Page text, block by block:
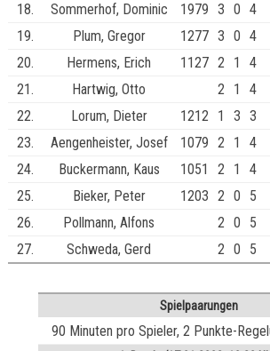
18.
Sommerhof, Dominic 1979 3 0 4
19.
Plum, Gregor 1277 3 0 4
20.
Hermens, Erich 1127 2 1 4
21.
Hartwig, Otto 2 1 4
22.
Lorum, Dieter 1212 1 3 3
23.
Aengenheister, Josef 1079 2 1 4
24.
Buckermann, Kaus 1051 2 1 4
25.
Bieker, Peter 1203 2 0 5
26.
Pollmann, Alfons 2 0 5
27.
Schweda, Gerd 2 0 5
Spielpaarungen
90 Minuten pro Spieler, 2 Punkte-